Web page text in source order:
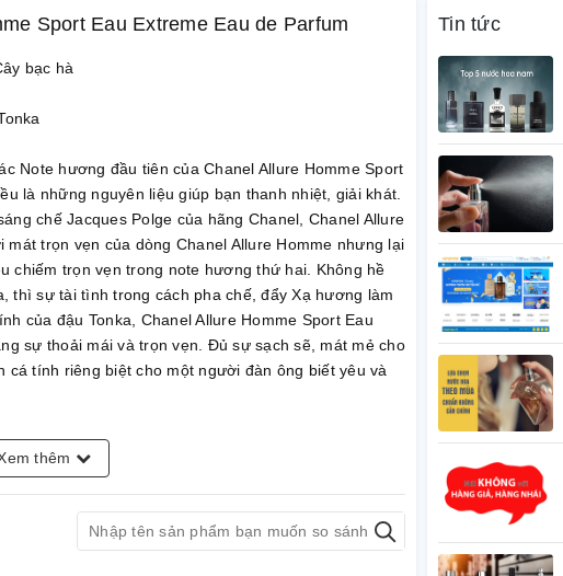
Sport Eau Extreme Eau de Parfum
bạc hà
Note hương đầu tiên của Chanel Allure Homme Sport
là những nguyên liệu giúp bạn thanh nhiệt, giải khát.
chế Jacques Polge của hãng Chanel, Chanel Allure
trọn vẹn của dòng Chanel Allure Homme nhưng lại
chiếm trọn vẹn trong note hương thứ hai. Không hề
thì sự tài tình trong cách pha chế, đẩy Xạ hương làm
của đậu Tonka, Chanel Allure Homme Sport Eau
sự thoải mái và trọn vẹn. Đủ sự sạch sẽ, mát mẻ cho
cá tính riêng biệt cho một người đàn ông biết yêu và
thêm
Tin tức